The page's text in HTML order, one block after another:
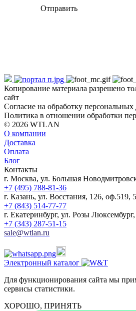
Отправить
Копирование материала разрешено
сайт
Согласие на обработку
Политика в отношении обработки
© 2026 WTLAN
О компании
Доставка
Оплата
Блог
Контакты
г. Москва, ул. Большая
+7 (495) 788-81-36
г. Казань, ул. Восстания, 126, оф.519,
+7 (843) 514-77-77
г. Екатеринбург, ул. Розы
+7 (343) 287-51-15
sale@wtlan.ru
Электронный каталог
Для функционирования сайта мы
сервисы статистики.
ХОРОШО, ПРИНЯТЬ